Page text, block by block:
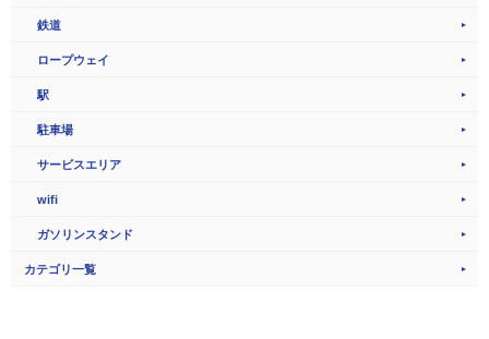
鉄道
ロープウェイ
駅
駐車場
サービスエリア
wifi
ガソリンスタンド
カテゴリ一覧